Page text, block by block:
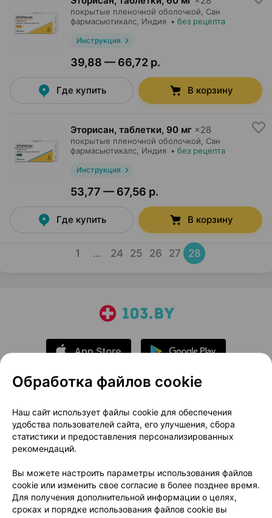
покрытые пленочной оболочкой,
Сан
фармасьютикалс , Индия • без рецепта
Инструкция
39,88 — 66,72 р.
Где купить В корзину
Эторисан, таблетки, 90 мг ×28
покрытые пленочной оболочкой,
Сан
фармасьютикалс , Индия • без рецепта
Инструкция
53,77 — 67,56 р.
Где купить В корзину
1 … 24 25 26 27 28
О проекте
Новости проекта
Размещение рекламы
Медицинский маркетинг
Публичный договор
Доставка
Способы оплаты
Вакансии
Партнеры
Написать руководителю 103.by
Написать в поддержку
Обработка файлов cookie
Наш сайт использует файлы cookie для обеспечения
удобства пользователей сайта, его улучшения, сбора
статистики и предоставления персонализированных
рекомендаций.
Вы можете настроить параметры использования файлов
cookie или изменить свое согласие в более позднее время.
Для получения дополнительной информации о целях,
сроках и порядке использования файлов cookie вы